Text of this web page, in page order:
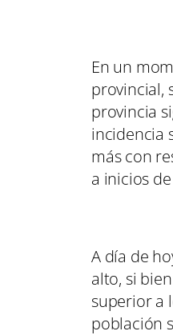
En un
provincial,
provincia
incidencia
más con
a inicios
A día de
alto, si
superior a
población